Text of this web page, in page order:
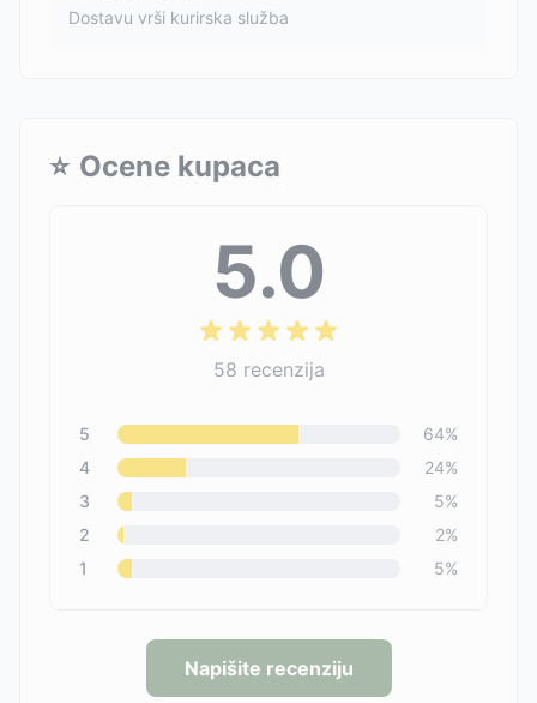
Dostavu vrši kurirska služba
⭐ Ocene kupaca
5.0
58 recenzija
5 64%
4
24%
3
5%
2
2%
1
5%
Napišite recenziju